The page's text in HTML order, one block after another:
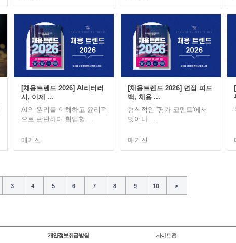
[채용트렌드 2026] AI리터러
시, 이제 ...
AI의 원리를 이해하고 윤리적
으로 판단하며 협업할 ...
매거진
[채용트렌드 2026] 면접 피드
백, 채용 ...
형식적인 '평가 코멘트'에서
벗어나 ...
매거진
3 4 5 6 7 8 9 10 >
개인정보취급방침 사이트맵